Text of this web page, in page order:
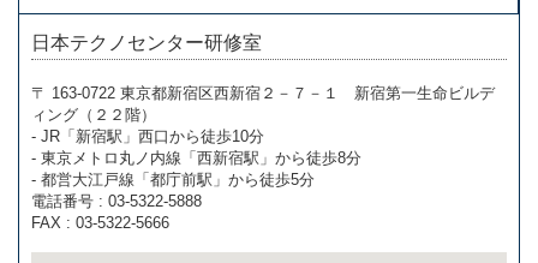
日本テクノセンター研修室
〒 163-0722 東京都新宿区西新宿２－７－１ 新宿第一生命ビルデ
ィング（２２階）
- JR「新宿駅」西口から徒歩10分
- 東京メトロ丸ノ内線「西新宿駅」から徒歩8分
- 都営大江戸線「都庁前駅」から徒歩5分
電話番号 : 03-5322-5888
FAX : 03-5322-5666